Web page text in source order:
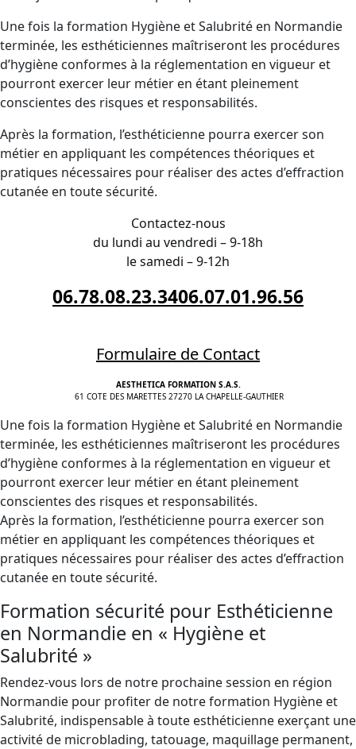
Une fois la formation Hygiène et Salubrité en Normandie
terminée, les esthéticiennes maîtriseront les procédures
d’hygiène conformes à la réglementation en vigueur et
pourront exercer leur métier en étant pleinement
conscientes des risques et responsabilités.
Après la formation, l’esthéticienne pourra exercer son
métier en appliquant les compétences théoriques et
pratiques nécessaires pour réaliser des actes d’effraction
cutanée en toute sécurité.
Contactez-nous
du lundi au vendredi – 9-18h
le samedi – 9-12h
06.78.08.23.3406.07.01.96.56
Formulaire de Contact
AESTHETICA FORMATION S.A.S.
61 COTE DES MARETTES 27270 LA CHAPELLE-GAUTHIER
Une fois la formation Hygiène et Salubrité en Normandie
terminée, les esthéticiennes maîtriseront les procédures
d’hygiène conformes à la réglementation en vigueur et
pourront exercer leur métier en étant pleinement
conscientes des risques et responsabilités.
Après la formation, l’esthéticienne pourra exercer son
métier en appliquant les compétences théoriques et
pratiques nécessaires pour réaliser des actes d’effraction
cutanée en toute sécurité.
Formation sécurité pour Esthéticienne
en Normandie en « Hygiène et
Salubrité »
Rendez-vous lors de notre prochaine session en région
Normandie pour profiter de notre formation Hygiène et
Salubrité, indispensable à toute esthéticienne exerçant une
activité de microblading, tatouage, maquillage permanent,